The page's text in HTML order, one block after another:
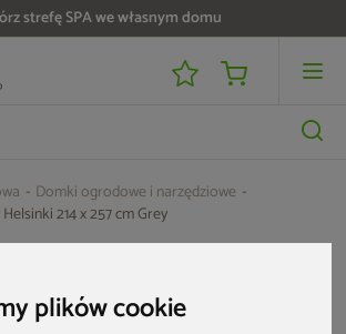
plików cookie
strefę SPA we własnym domu
zł zwrotu na kartę i raty RRSO 0%
Domki ogrodowe i narzędziowe
214 x 257 cm Grey